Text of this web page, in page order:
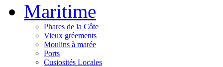
Maritime
Phares de la Côte
Vieux gréements
Moulins à marée
Ports
Cusiosités Locales